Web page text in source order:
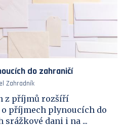
do zahraničí
Zahradník
z příjmů rozšíří
příjmech plynoucích do
dani i na ...